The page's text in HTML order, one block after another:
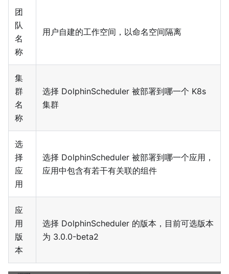
团
队
名
称
用户自建的工作空间，以命名空间隔离
集
群
名
称
选择 DolphinScheduler 被部署到哪一个 K8s
集群
选
择
应
用
选择 DolphinScheduler 被部署到哪一个应用，
应用中包含有若干有关联的组件
应
用
版
本
选择 DolphinScheduler 的版本，目前可选版本
为 3.0.0-beta2